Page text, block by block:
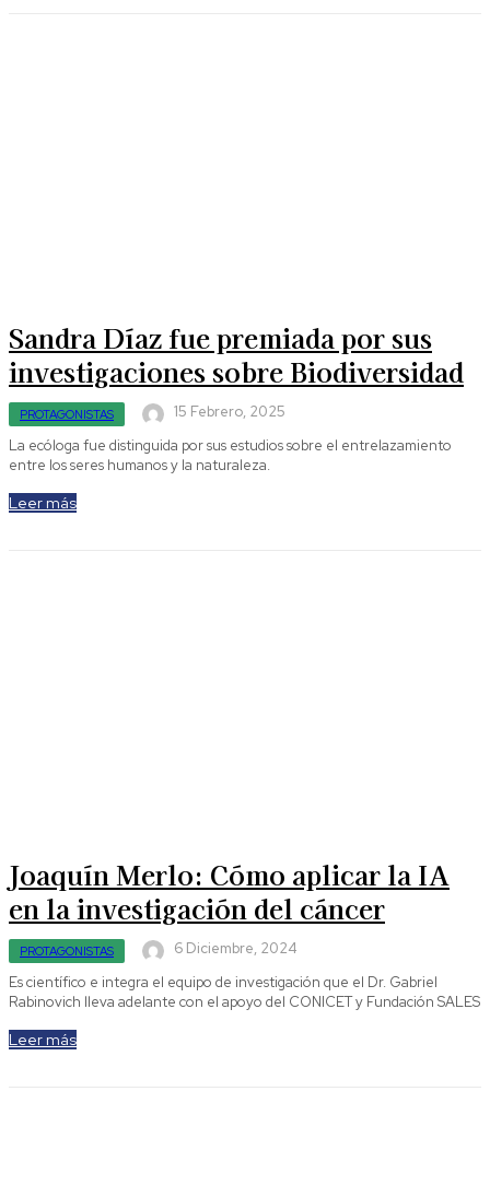
Sandra Díaz fue premiada por sus
investigaciones sobre Biodiversidad
PROTAGONISTAS
15 Febrero, 2025
La ecóloga fue distinguida por sus estudios sobre el entrelazamiento
entre los seres humanos y la naturaleza.
Leer más
Joaquín Merlo: Cómo aplicar la IA
en la investigación del cáncer
PROTAGONISTAS
6 Diciembre, 2024
Es científico e integra el equipo de investigación que el Dr. Gabriel
Rabinovich lleva adelante con el apoyo del CONICET y Fundación SALES
Leer más